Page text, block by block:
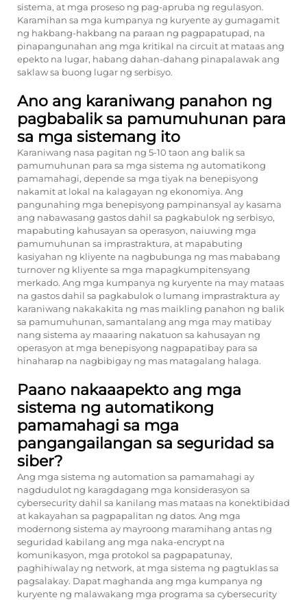
sistema, at mga proseso ng pag-apruba ng regulasyon.
Karamihan sa mga kumpanya ng kuryente ay gumagamit
ng hakbang-hakbang na paraan ng pagpapatupad, na
pinapangunahan ang mga kritikal na circuit at mataas ang
epekto na lugar, habang dahan-dahang pinapalawak ang
saklaw sa buong lugar ng serbisyo.
Ano ang karaniwang panahon ng
pagbabalik sa pamumuhunan para
sa mga sistemang ito
Karaniwang nasa pagitan ng 5-10 taon ang balik sa
pamumuhunan para sa mga sistema ng automatikong
pamamahagi, depende sa mga tiyak na benepisyong
nakamit at lokal na kalagayan ng ekonomiya. Ang
pangunahing mga benepisyong pampinansyal ay kasama
ang nabawasang gastos dahil sa pagkabulok ng serbisyo,
mapabuting kahusayan sa operasyon, naiuwing mga
pamumuhunan sa imprastraktura, at mapabuting
kasiyahan ng kliyente na nagbubunga ng mas mababang
turnover ng kliyente sa mga mapagkumpitensyang
merkado. Ang mga kumpanya ng kuryente na may mataas
na gastos dahil sa pagkabulok o lumang imprastraktura ay
karaniwang nakakakita ng mas maikling panahon ng balik
sa pamumuhunan, samantalang ang mga may matibay
nang sistema ay maaaring nakatuon sa kahusayan ng
operasyon at mga benepisyong nagpapatibay para sa
hinaharap na nagbibigay ng mas matagalang halaga.
Paano nakaaapekto ang mga
sistema ng automatikong
pamamahagi sa mga
pangangailangan sa seguridad sa
siber?
Ang mga sistema ng automation sa pamamahagi ay
nagdudulot ng karagdagang mga konsiderasyon sa
cybersecurity dahil sa kanilang mas mataas na konektibidad
at kakayahan sa pagpapalitan ng datos. Ang mga
modernong sistema ay mayroong maramihang antas ng
seguridad kabilang ang mga naka-encrypt na
komunikasyon, mga protokol sa pagpapatunay,
paghihiwalay ng network, at mga sistema ng pagtuklas sa
pagsalakay. Dapat maghanda ang mga kumpanya ng
kuryente ng malawakang mga programa sa cybersecurity